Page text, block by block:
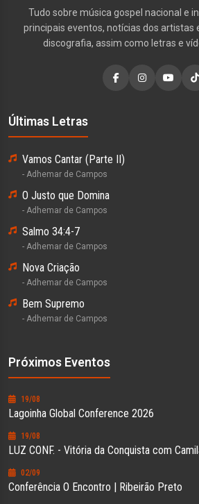
Tudo sobre música gospel nacional e
principais eventos, notícias dos artistas
discografia, assim como letras e
Últimas Letras
Vamos Cantar (Parte II)
- Adhemar de Campos
O Justo que Domina
- Adhemar de Campos
Salmo 34:4-7
- Adhemar de Campos
Nova Criação
- Adhemar de Campos
Bem Supremo
- Adhemar de Campos
Próximos Eventos
19/08
Lagoinha Global Conference 2026
19/08
LUZ CONF. - Vitória da Conquista com
02/09
Conferência O Encontro | Ribeirão Preto